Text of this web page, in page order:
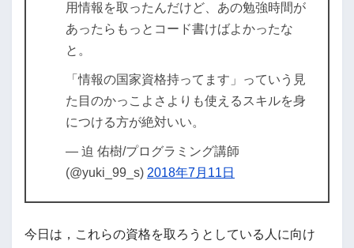
用情報を取ったんだけど、あの勉強時間が
あったらもっとコード書けばよかったな
と。
「情報の国家資格持ってます」っていう見
た目のかっこよさよりも使えるスキルを身
につける方が絶対いい。
— 迫 佑樹/プログラミング講師
(@yuki_99_s) 2018年7月11日
今日は，これらの資格を取ろうとしている人に向け